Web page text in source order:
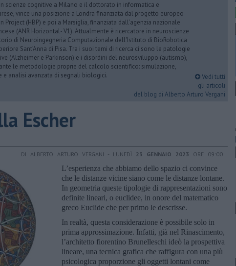
scienze cognitive a Milano e il dottorato in informatica e
vince una posizione a Londra finanziata dal progetto europeo
Project (HBP) e poi a Marsiglia, finanziata dall’agenzia nazionale
(ANR Horizontal- V1). Attualmente è ricercatore in neuroscienze
di Neuroingegneria Computazionale dell'Istituto di BioRobotica
Sant’Anna di Pisa. Tra i suoi temi di ricerca ci sono le patologie
(Alzheimer e Parkinson) e i disordini del neurosviluppo (autismo),
le metodologie proprie del calcolo scientifico: simulazione,
e analisi avanzata di segnali biologici.
Vedi tutti
gli articoli
del blog di Alberto Arturo Vergani
Escher
DI ALBERTO ARTURO VERGANI - LUNEDÌ 23 GENNAIO 2023 ORE 09:00
L’esperienza che abbiamo dello spazio ci convince
che le distanze vicine siano come le distanze lontane.
In geometria queste tipologie di rappresentazioni sono
definite lineari, o euclidee, in onore del matematico
greco Euclide che per primo le descrisse.
In realtà, questa considerazione è possibile solo in
prima approssimazione. Infatti, già nel Rinascimento,
l’architetto fiorentino Brunelleschi ideò la prospettiva
lineare, una tecnica grafica che raffigura con una più
psicologica proporzione gli oggetti lontani come